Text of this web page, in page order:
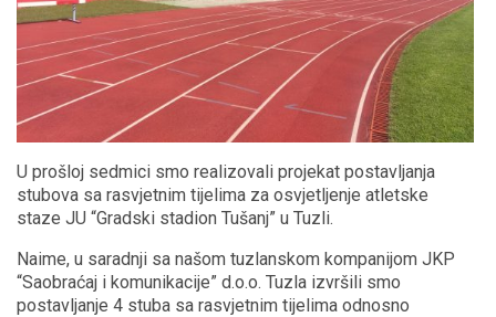
U prošloj sedmici smo realizovali projekat postavljanja
stubova sa rasvjetnim tijelima za osvjetljenje atletske
staze JU “Gradski stadion Tušanj” u Tuzli.
Naime, u saradnji sa našom tuzlanskom kompanijom JKP
“Saobraćaj i komunikacije” d.o.o. Tuzla izvršili smo
postavljanje 4 stuba sa rasvjetnim tijelima odnosno